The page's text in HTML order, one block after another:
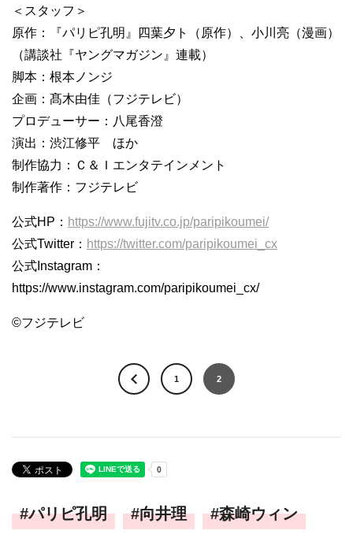
＜スタッフ＞
原作：『パリピ孔明』四葉夕ト（原作）、小川亮（漫画）
（講談社『ヤングマガジン』連載）
脚本：根本ノンジ
企画：髙木由佳（フジテレビ）
プロデューサー：八尾香澄
演出：渋江修平 ほか
制作協力：Ｃ＆Ｉエンタテインメント
制作著作：フジテレビ
公式HP： https://www.fujitv.co.jp/paripikoumei/
公式Twitter： https://twitter.com/paripikoumei_cx
公式Instagram：
https://www.instagram.com/paripikoumei_cx/
©フジテレビ
1 2
パリピ孔明 向井理 森崎ウィン